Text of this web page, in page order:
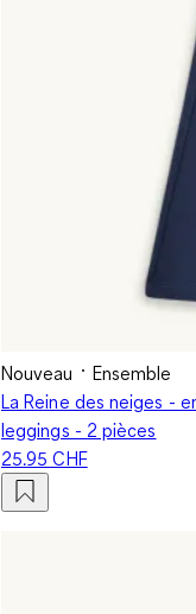
Nouveau
Ensemble
La Reine des neiges -
leggings - 2 pièces
25.95 CHF